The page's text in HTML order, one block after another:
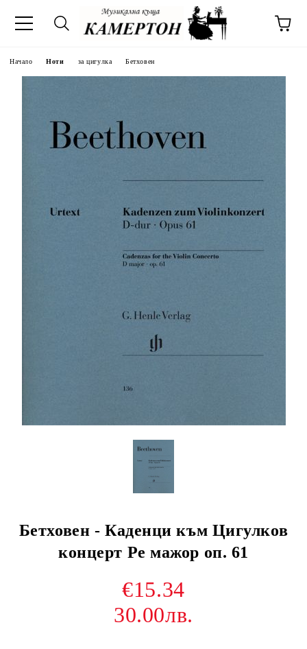
Начало Ноти за цигулка Бетховен
Бетховен - Каденци към Цигулков
концерт Ре мажор оп. 61
€15.34
30.00лв.